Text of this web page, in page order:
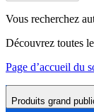
Vous recherchez
Découvrez toutes
Page d’accueil du
Produits grand